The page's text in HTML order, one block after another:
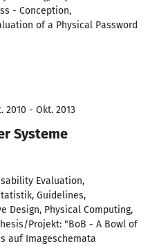
- Conception,
of a Physical Password
2010 - Okt. 2013
Systeme
Evaluation,
Guidelines,
Design, Physical Computing,
Projekt: "BoB - A Bowl of
auf Imageschemata